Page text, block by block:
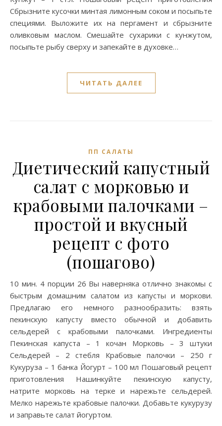
Сбрызните кусочки минтая лимонным соком и посыпьте
специями. Выложите их на пергамент и сбрызните
оливковым маслом. Смешайте сухарики с кунжутом,
посыпьте рыбу сверху и запекайте в духовке…
ЧИТАТЬ ДАЛЕЕ
ПП САЛАТЫ
Диетический капустный
салат с морковью и
крабовыми палочками –
простой и вкусный
рецепт с фото
(пошагово)
10 мин. 4 порции 26 Вы наверняка отлично знакомы с
быстрым домашним салатом из капусты и моркови.
Предлагаю его немного разнообразить: взять
пекинскую капусту вместо обычной и добавить
сельдерей с крабовыми палочками. Ингредиенты
Пекинская капуста – 1 кочан Морковь – 3 штуки
Сельдерей – 2 стебля Крабовые палочки – 250 г
Кукуруза – 1 банка Йогурт – 100 мл Пошаговый рецепт
приготовления Нашинкуйте пекинскую капусту,
натрите морковь на терке и нарежьте сельдерей.
Мелко нарежьте крабовые палочки. Добавьте кукурузу
и заправьте салат йогуртом.